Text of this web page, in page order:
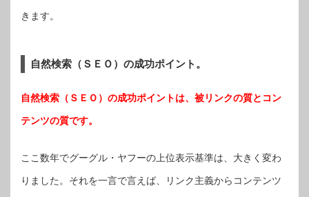
きます。
自然検索（ＳＥＯ）の成功ポイント。
自然検索（ＳＥＯ）の成功ポイントは、被リンクの質とコン
テンツの質です。
ここ数年でグーグル・ヤフーの上位表示基準は、大きく変わ
りました。それを一言で言えば、リンク主義からコンテンツ